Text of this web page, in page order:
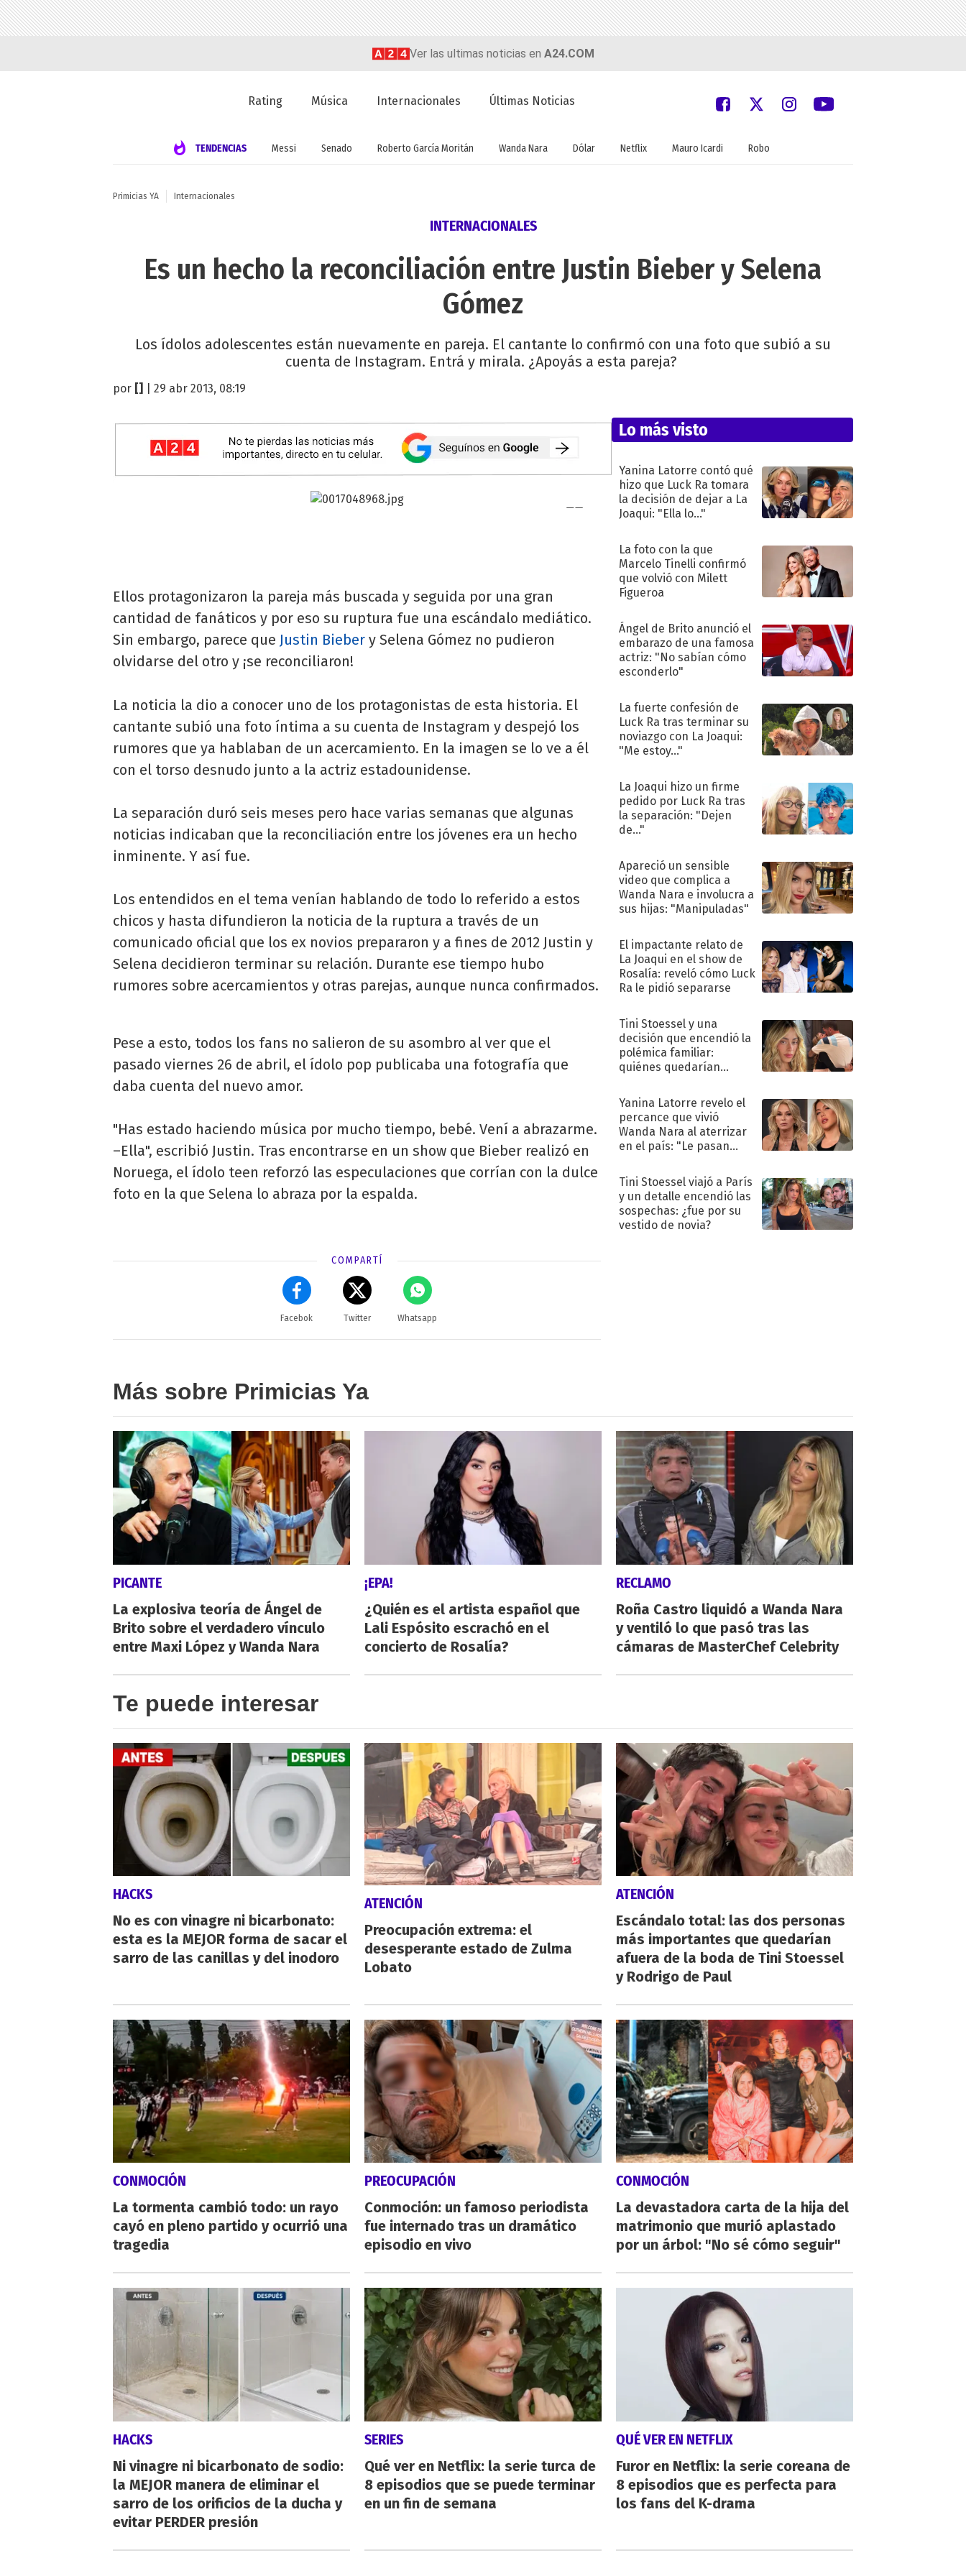
Ver las ultimas noticias en A24.COM
Rating Música Internacionales Últimas Noticias
TENDENCIAS Messi Senado Roberto García Moritán Wanda Nara Dólar Netflix Mauro Icardi Robo
Primicias YA Internacionales
INTERNACIONALES
Es un hecho la reconciliación entre Justin Bieber y Selena
Gómez
Los ídolos adolescentes están nuevamente en pareja. El cantante lo confirmó con una foto que subió a su
cuenta de Instagram. Entrá y mirala. ¿Apoyás a esta pareja?
por | 29 abr 2013, 08:19
Ellos protagonizaron la pareja más buscada y seguida por una gran
cantidad de fanáticos y por eso su ruptura fue una escándalo mediático.
Sin embargo, parece que Justin Bieber y Selena Gómez no pudieron
olvidarse del otro y ¡se reconciliaron!
La noticia la dio a conocer uno de los protagonistas de esta historia. El
cantante subió una foto íntima a su cuenta de Instagram y despejó los
rumores que ya hablaban de un acercamiento. En la imagen se lo ve a él
con el torso desnudo junto a la actriz estadounidense.
La separación duró seis meses pero hace varias semanas que algunas
noticias indicaban que la reconciliación entre los jóvenes era un hecho
inminente. Y así fue.
Los entendidos en el tema venían hablando de todo lo referido a estos
chicos y hasta difundieron la noticia de la ruptura a través de un
comunicado oficial que los ex novios prepararon y a fines de 2012 Justin y
Selena decidieron terminar su relación. Durante ese tiempo hubo
rumores sobre acercamientos y otras parejas, aunque nunca confirmados.
Pese a esto, todos los fans no salieron de su asombro al ver que el
pasado viernes 26 de abril, el ídolo pop publicaba una fotografía que
daba cuenta del nuevo amor.
"Has estado haciendo música por mucho tiempo, bebé. Vení a abrazarme.
–Ella", escribió Justin. Tras encontrarse en un show que Bieber realizó en
Noruega, el ídolo teen reforzó las especulaciones que corrían con la dulce
foto en la que Selena lo abraza por la espalda.
COMPARTÍ
Facebok Twitter Whatsapp
Lo más visto
Yanina Latorre contó qué
hizo que Luck Ra tomara
la decisión de dejar a La
Joaqui: "Ella lo..."
La foto con la que
Marcelo Tinelli confirmó
que volvió con Milett
Figueroa
Ángel de Brito anunció el
embarazo de una famosa
actriz: "No sabían cómo
esconderlo"
La fuerte confesión de
Luck Ra tras terminar su
noviazgo con La Joaqui:
"Me estoy..."
La Joaqui hizo un firme
pedido por Luck Ra tras
la separación: "Dejen
de..."
Apareció un sensible
video que complica a
Wanda Nara e involucra a
sus hijas: "Manipuladas"
El impactante relato de
La Joaqui en el show de
Rosalía: reveló cómo Luck
Ra le pidió separarse
Tini Stoessel y una
decisión que encendió la
polémica familiar:
quiénes quedarían
Yanina Latorre revelo el
percance que vivió
Wanda Nara al aterrizar
en el país: "Le pasan
Tini Stoessel viajó a París
y un detalle encendió las
sospechas: ¿fue por su
vestido de novia?
Más sobre Primicias Ya
PICANTE
La explosiva teoría de Ángel de
Brito sobre el verdadero vínculo
entre Maxi López y Wanda Nara
¡EPA!
¿Quién es el artista español que
Lali Espósito escrachó en el
concierto de Rosalía?
RECLAMO
Roña Castro liquidó a Wanda Nara
y ventiló lo que pasó tras las
cámaras de MasterChef Celebrity
Te puede interesar
HACKS
No es con vinagre ni bicarbonato:
esta es la MEJOR forma de sacar el
sarro de las canillas y del inodoro
ATENCIÓN
Preocupación extrema: el
desesperante estado de Zulma
Lobato
ATENCIÓN
Escándalo total: las dos personas
más importantes que quedarían
afuera de la boda de Tini Stoessel
y Rodrigo de Paul
CONMOCIÓN
La tormenta cambió todo: un rayo
cayó en pleno partido y ocurrió una
tragedia
PREOCUPACIÓN
Conmoción: un famoso periodista
fue internado tras un dramático
episodio en vivo
CONMOCIÓN
La devastadora carta de la hija del
matrimonio que murió aplastado
por un árbol: "No sé cómo seguir"
HACKS
Ni vinagre ni bicarbonato de sodio:
la MEJOR manera de eliminar el
sarro de los orificios de la ducha y
evitar PERDER presión
SERIES
Qué ver en Netflix: la serie turca de
8 episodios que se puede terminar
en un fin de semana
QUÉ VER EN NETFLIX
Furor en Netflix: la serie coreana de
8 episodios que es perfecta para
los fans del K-drama